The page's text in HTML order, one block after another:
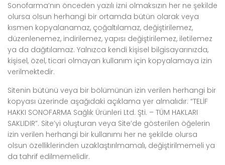
Sonofarma’nın önceden yazılı izni olmaksızın her ne şekilde
olursa olsun herhangi bir ortamda bütün olarak veya
kısmen kopyalanamaz, çoğaltılamaz, değiştirilemez,
düzenlenemez, indirilemez, yapısı değiştirilemez, iletilemez
ya da dağıtılamaz. Yalnızca kendi kişisel bilgisayarınızda,
kişisel, özel, ticari olmayan kullanım için kopyalamaya izin
verilmektedir.
Sitenin bütünü veya bir bölümünün izin verilen herhangi bir
kopyası üzerinde aşağıdaki açıklama yer almalıdır: “TELİF
HAKKI SONOFARMA Sağlık Ürünleri Ltd. Şti. – TÜM HAKLARI
SAKLIDIR”. Site’yi oluşturan veya Site’de gösterilen öğelerin
izin verilen herhangi bir kullanımı her ne şekilde olursa
olsun özelliklerinden uzaklaştırılmamalı, değiştirilmemeli ya
da tahrif edilmemelidir.